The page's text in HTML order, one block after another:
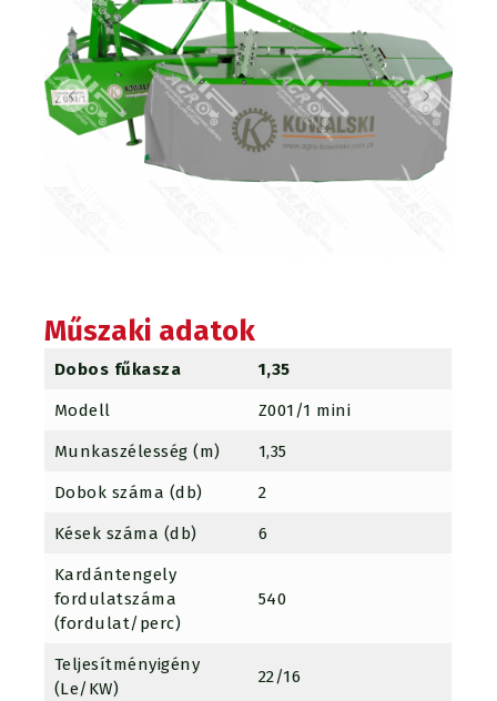
Műszaki adatok
Dobos fűkasza 1,35
Modell Z001/1 mini
Munkaszélesség (m) 1,35
Dobok száma (db) 2
Kések száma (db) 6
Kardántengely
fordulatszáma
(fordulat/perc)
540
Teljesítményigény
(Le/KW)
22/16